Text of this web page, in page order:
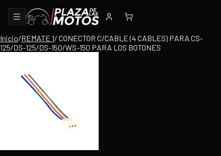
Inicio/REMATE 1/ CONECTOR C/CABLE (4 CABLES) PARA CS-
125/DS-125/DS-150/WS-150 PARA LOS BOTONES